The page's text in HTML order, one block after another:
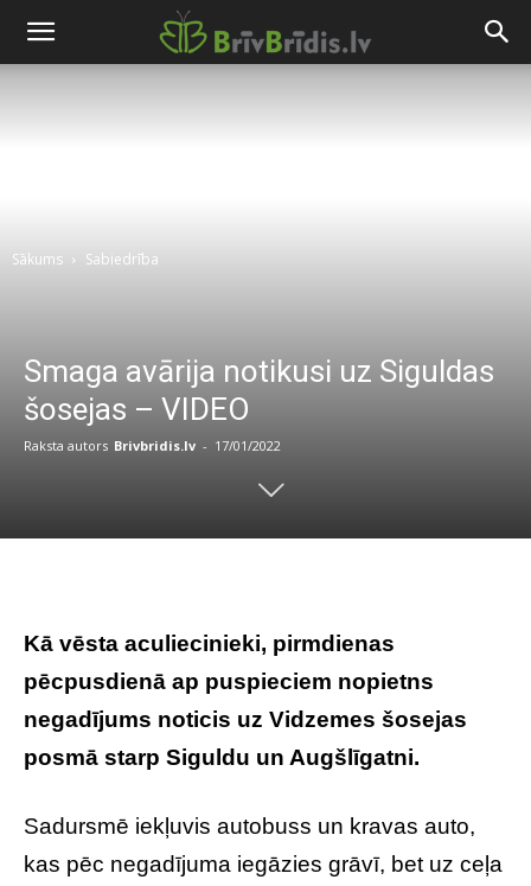
Sākums Sabiedrība
Smaga avārija notikusi uz Siguldas
šosejas – VIDEO
Raksta autors Brivbridis.lv - 17/01/2022
Kā vēsta aculiecinieki, pirmdienas
pēcpusdienā ap puspieciem nopietns
negadījums noticis uz Vidzemes šosejas
posmā starp Siguldu un Augšlīgatni.
Sadursmē iekļuvis autobuss un kravas auto,
kas pēc negadījuma iegāzies grāvī, bet uz ceļa